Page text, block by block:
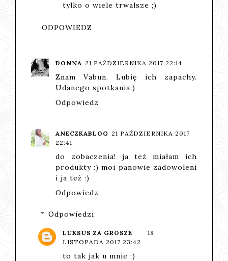
tylko o wiele trwalsze ;)
ODPOWIEDZ
DONNA 21 PAŹDZIERNIKA 2017 22:14
Znam Vabun. Lubię ich zapachy.
Udanego spotkania:)
Odpowiedz
ANECZKABLOG 21 PAŹDZIERNIKA 2017
22:41
do zobaczenia! ja też miałam ich
produkty :) moi panowie zadowoleni
i ja też :)
Odpowiedz
Odpowiedzi
LUKSUS ZA GROSZE
18
LISTOPADA 2017 23:42
to tak jak u mnie ;)